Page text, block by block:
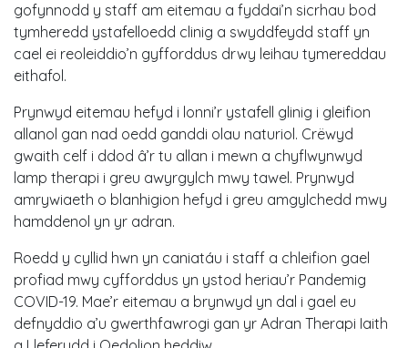
gofynnodd y staff am eitemau a fyddai’n sicrhau bod
tymheredd ystafelloedd clinig a swyddfeydd staff yn
cael ei reoleiddio’n gyfforddus drwy leihau tymereddau
eithafol.
Prynwyd eitemau hefyd i lonni’r ystafell glinig i gleifion
allanol gan nad oedd ganddi olau naturiol. Crëwyd
gwaith celf i ddod â’r tu allan i mewn a chyflwynwyd
lamp therapi i greu awyrgylch mwy tawel. Prynwyd
amrywiaeth o blanhigion hefyd i greu amgylchedd mwy
hamddenol yn yr adran.
Roedd y cyllid hwn yn caniatáu i staff a chleifion gael
profiad mwy cyfforddus yn ystod heriau’r Pandemig
COVID-19. Mae’r eitemau a brynwyd yn dal i gael eu
defnyddio a’u gwerthfawrogi gan yr Adran Therapi Iaith